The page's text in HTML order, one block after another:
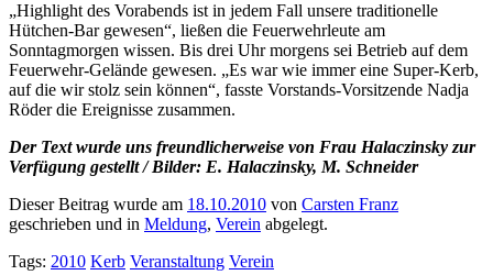
„Highlight des Vorabends ist in jedem Fall unsere traditionelle
Hütchen-Bar gewesen“, ließen die Feuerwehrleute am
Sonntagmorgen wissen. Bis drei Uhr morgens sei Betrieb auf dem
Feuerwehr-Gelände gewesen. „Es war wie immer eine Super-Kerb,
auf die wir stolz sein können“, fasste Vorstands-Vorsitzende Nadja
Röder die Ereignisse zusammen.
Der Text wurde uns freundlicherweise von Frau Halaczinsky zur
Verfügung gestellt / Bilder: E. Halaczinsky, M. Schneider
Dieser Beitrag wurde am 18.10.2010 von Carsten Franz
geschrieben und in Meldung, Verein abgelegt.
Tags: 2010 Kerb Veranstaltung Verein